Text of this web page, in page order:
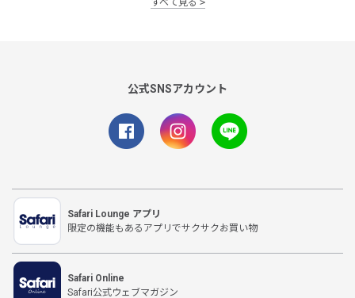
公式SNSアカウント
Safari Lounge アプリ
限定の機能もあるアプリでサクサクお買い物
Safari Online
Safari公式ウェブマガジン